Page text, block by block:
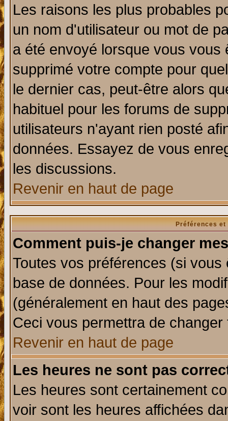
Les raisons les plus probables
un nom d'utilisateur ou mot de
a été envoyé lorsque vous
supprimé votre compte pour
le dernier cas, peut-être alors
habituel pour les forums de
utilisateurs n'ayant rien posté
données. Essayez de vous
les discussions.
Revenir en haut de page
Préférences
Comment puis-je changer
Toutes vos préférences (si
base de données. Pour les
(généralement en haut des
Ceci vous permettra de
Revenir en haut de page
Les heures ne sont pas
Les heures sont certainement
voir sont les heures affichées